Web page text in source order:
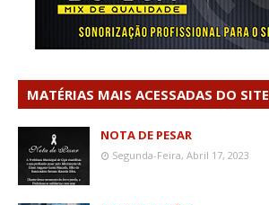
MATÉRIAS MAIS ACESSADAS DO SITE
NOTA DE PESAR
Segunda-Feira, Abril 17, 2023